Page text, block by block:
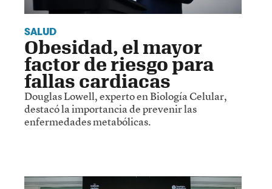
SALUD
Obesidad, el mayor
factor de riesgo para
fallas cardiacas
Douglas Lowell, experto en Biología Celular,
destacó la importancia de prevenir las
enfermedades metabólicas.